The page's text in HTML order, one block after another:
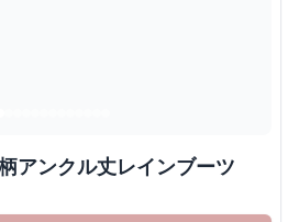
アンクル丈レインブーツ